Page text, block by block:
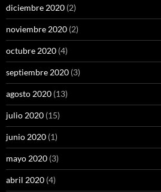
diciembre 2020 (2)
noviembre 2020 (2)
octubre 2020 (4)
septiembre 2020 (3)
agosto 2020 (13)
julio 2020 (15)
junio 2020 (1)
mayo 2020 (3)
abril 2020 (4)